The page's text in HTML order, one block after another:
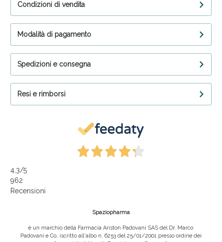
Condizioni di vendita
Modalità di pagamento
Spedizioni e consegna
Resi e rimborsi
4,3/5
962
Recensioni
Spaziopharma
è un marchio della Farmacia Ariston Padovani SAS del Dr. Marco
Padovani e Co, iscritto all'albo n. 6253 del 25/01/2001 presso ordine dei